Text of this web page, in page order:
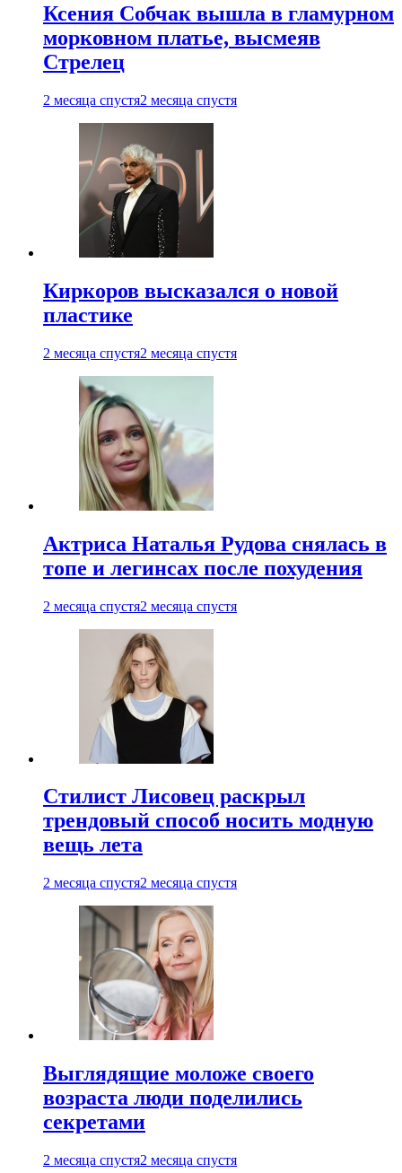
Ксения Собчак вышла в гламурном
морковном платье, высмеяв
Стрелец
2 месяца спустя2 месяца спустя
Киркоров высказался о новой
пластике
2 месяца спустя2 месяца спустя
Актриса Наталья Рудова снялась в
топе и легинсах после похудения
2 месяца спустя2 месяца спустя
Стилист Лисовец раскрыл
трендовый способ носить модную
вещь лета
2 месяца спустя2 месяца спустя
Выглядящие моложе своего
возраста люди поделились
секретами
2 месяца спустя2 месяца спустя